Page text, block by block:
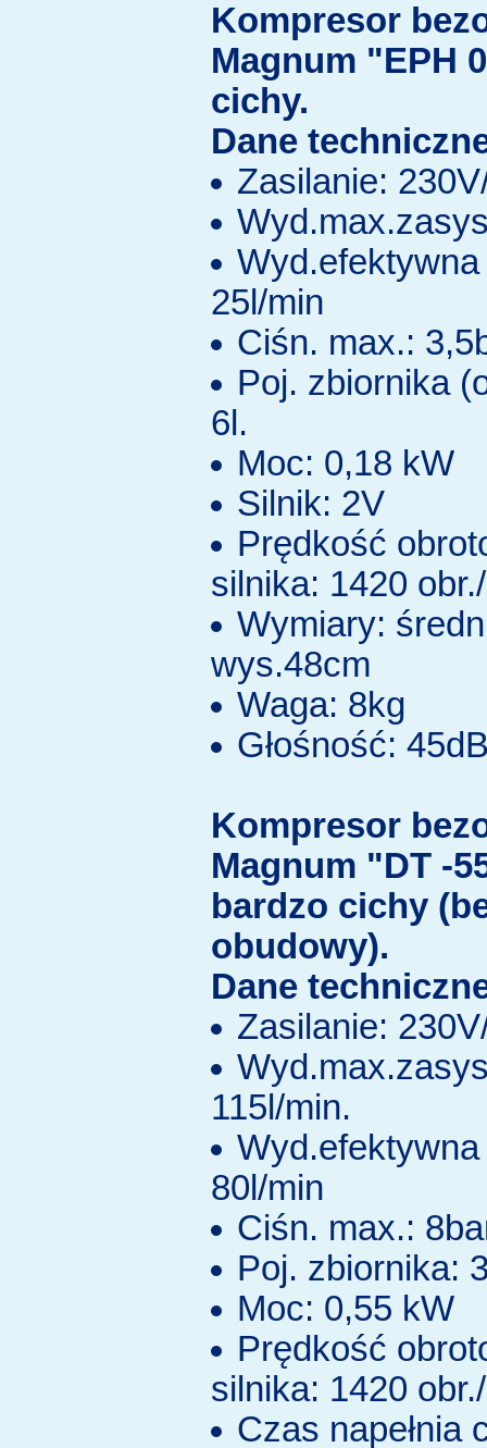
Kompresor
Magnum "EPH
cichy.
Dane
Zasilanie:
25l/min
Ciśn. max.:
Poj. zbiornika
6l.
Moc: 0,18 kW
Silnik: 2V
Prędkość
silnika: 1420
Wymiary:
wys.48cm
Waga: 8kg
Głośność:
Kompresor
Magnum "DT -
bardzo cichy
obudowy).
Dane
Zasilanie:
115l/min.
80l/min
Ciśn. max.:
Poj. zbiornika:
Moc: 0,55 kW
Prędkość
silnika: 1420
Czas napełnia